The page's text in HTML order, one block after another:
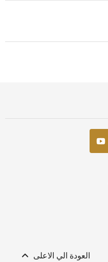
العودة الي الاعلى